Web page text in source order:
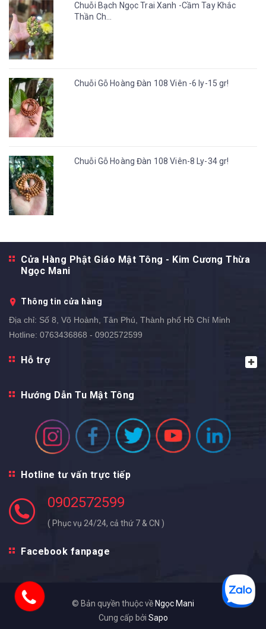
Chuỗi Bạch Ngọc Trai Xanh -Cầm Tay Khắc
Thần Ch...
Chuỗi Gỗ Hoàng Đàn 108 Viên -6 ly-15 gr!
Chuỗi Gỗ Hoàng Đàn 108 Viên-8 Ly-34 gr!
Cửa Hàng Phật Giáo Mật Tông - Kim Cương Thừa
Ngọc Mani
Thông tin cửa hàng
Địa chỉ: Số 8, Võ Hoành, Tân Phú, Thành phố Hồ Chí Minh
Hotline: 0763436868 - 0902572599
Hỗ trợ
Hướng Dẫn Tu Mật Tông
Hotline tư vấn trực tiếp
0902572599
( Phục vụ 24/24, cả thứ 7 & CN )
Facebook fanpage
© Bản quyền thuộc về Ngọc Mani
Cung cấp bởi Sapo